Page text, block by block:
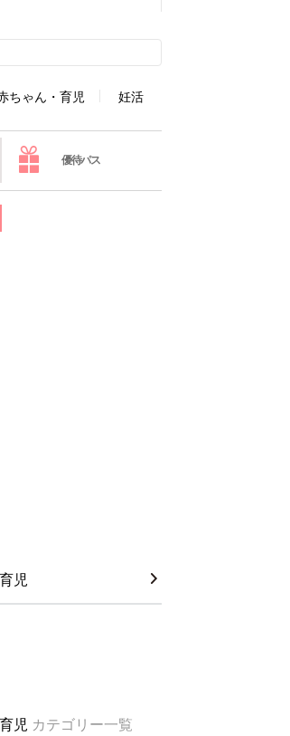
ちゃん・育児 妊活
優待パス
児
児 カテゴリー一覧